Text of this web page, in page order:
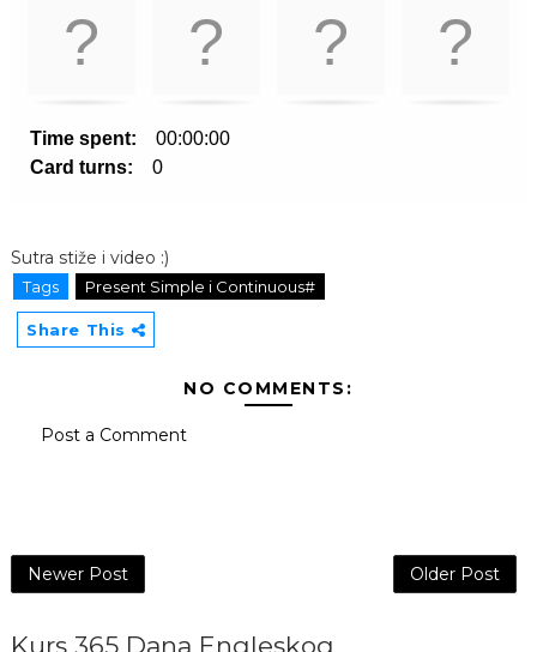
Sutra stiže i video :)
Tags Present Simple i Continuous#
Share This
NO COMMENTS:
Post a Comment
Newer Post Older Post
Kurs 365 Dana Engleskog